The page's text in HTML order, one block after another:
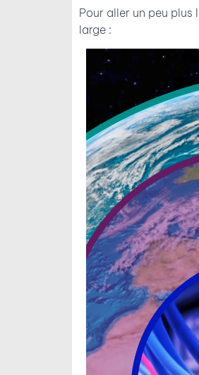
Pour aller un peu
large :